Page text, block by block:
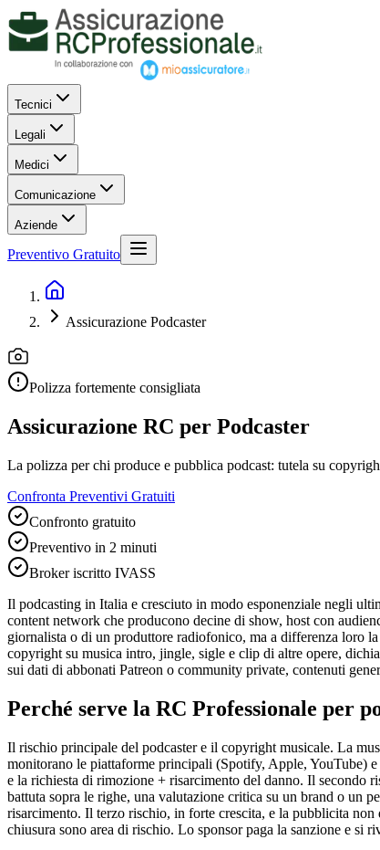
Tecnici
Legali
Medici
Comunicazione
Aziende
Preventivo Gratuito
Assicurazione Podcaster
Polizza fortemente consigliata
Assicurazione RC per Podcaster
La polizza per chi produce e pubblica podcast: tutela su
Confronta Preventivi Gratuiti
Confronto gratuito
Preventivo in 2 minuti
Broker iscritto IVASS
Il podcasting in Italia e cresciuto in modo esponenziale negli
content network che producono decine di show, host con
giornalista o di un produttore radiofonico, ma a differenza loro
copyright su musica intro, jingle, sigle e clip di altre opere,
sui dati di abbonati Patreon o community private, contenuti
Perché serve la RC Professionale per
Il rischio principale del podcaster e il copyright musicale. La
monitorano le piattaforme principali (Spotify, Apple, YouTube)
e la richiesta di rimozione + risarcimento del danno. Il secondo
battuta sopra le righe, una valutazione critica su un brand o un
risarcimento. Il terzo rischio, in forte crescita, e la pubblicita
chiusura sono area di rischio. Lo sponsor paga la sanzione e si